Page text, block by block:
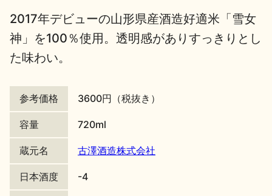
地酒川柳
日本酒の楽しみ方特集
2017年デビューの山形県産酒造好適米「雪女
神」を100％使用。透明感がありすっきりとし
た味わい。
参考価格 3600円（税抜き）
容量 720ml
蔵元名 古澤酒造株式会社
日本酒度 -4